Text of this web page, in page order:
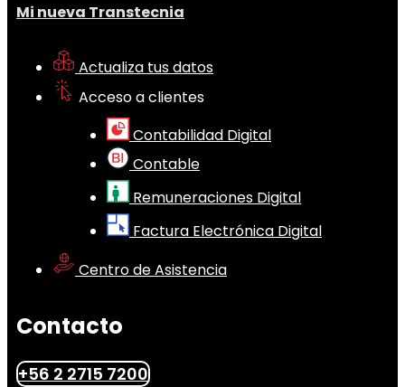
Mi nueva Transtecnia
Actualiza tus datos
Acceso a clientes
Contabilidad Digital
Contable
Remuneraciones Digital
Factura Electrónica Digital
Centro de Asistencia
Contacto
+56 2 2715 7200